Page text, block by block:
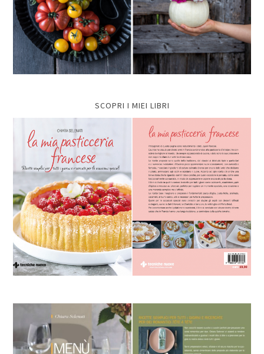
SCOPRI I MIEI LIBRI